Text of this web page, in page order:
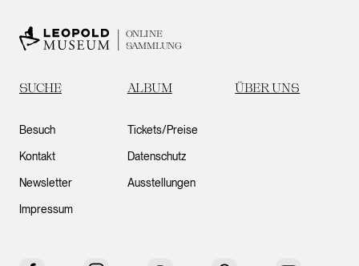
ONLINE
SAMMLUNG
SUCHE ALBUM ÜBER UNS
Besuch
Kontakt
Newsletter
Impressum
Tickets/Preise
Datenschutz
Ausstellungen